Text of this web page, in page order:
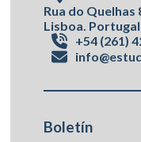
Rua do Quelhas
Lisboa. Portugal
+54 (261)
Boletín